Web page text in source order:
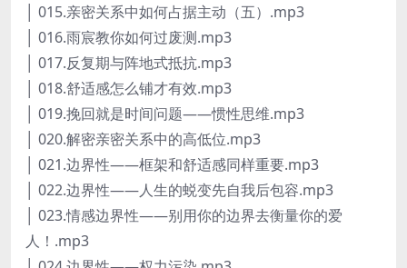
│ 015.亲密关系中如何占据主动（五）.mp3
│ 016.雨宸教你如何过废测.mp3
│ 017.反复期与阵地式抵抗.mp3
│ 018.舒适感怎么铺才有效.mp3
│ 019.挽回就是时间问题——惯性思维.mp3
│ 020.解密亲密关系中的高低位.mp3
│ 021.边界性——框架和舒适感同样重要.mp3
│ 022.边界性——人生的蜕变先自我后包容.mp3
│ 023.情感边界性——别用你的边界去衡量你的爱
人！.mp3